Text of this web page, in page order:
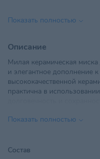
Импортер в РБ
Материал
Объем
Параметры
Показать полностью
Описание
Милая керамическая
и элегантное дополнение
высококачественной
практична в
миску подходящей для
Показать полностью
Состав